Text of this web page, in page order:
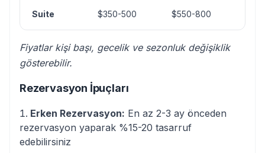
Suite $350-500 $550-800
Fiyatlar kişi başı, gecelik ve sezonluk değişiklik
gösterebilir.
Rezervasyon İpuçları
Erken Rezervasyon: En az 2-3 ay önceden
rezervasyon yaparak %15-20 tasarruf
edebilirsiniz